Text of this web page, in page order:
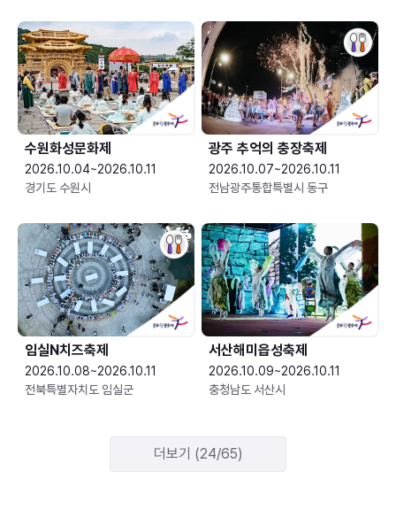
수원화성문화제
2026.10.04~2026.10.11
경기도 수원시
광주 추억의 충장축제
2026.10.07~2026.10.11
전남광주통합특별시 동구
임실N치즈축제
2026.10.08~2026.10.11
전북특별자치도 임실군
서산해미읍성축제
2026.10.09~2026.10.11
충청남도 서산시
더보기 (24/65)